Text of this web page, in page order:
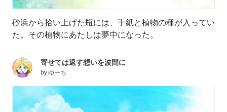
砂浜から拾い上げた瓶には、手紙と植物の種が入ってい
た。その植物にあたしは夢中になった。
寄せては返す想いを波間に
byゆーち